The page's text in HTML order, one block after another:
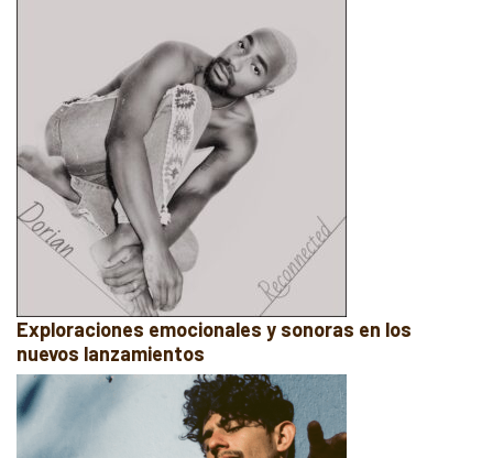
Exploraciones emocionales y sonoras en los
nuevos lanzamientos